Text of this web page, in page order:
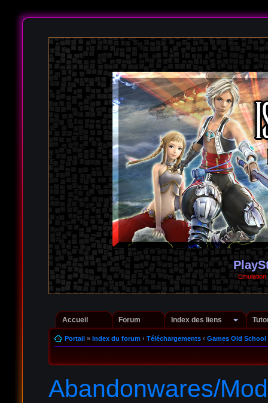
Accueil Forum Index des liens
Portail» Index du forum ‹ Téléchargements ‹ Games Old School
Abandonwares/